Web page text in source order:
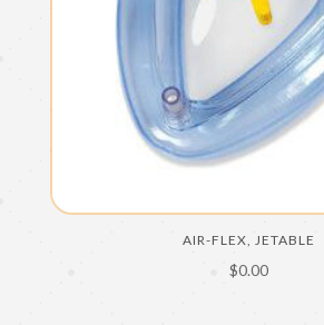
AIR-FLEX, JETABLE
$0.00